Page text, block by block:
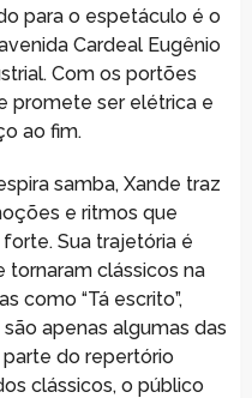
para o espetáculo é o
Cardeal Eugênio
Com os portões
promete ser elétrica e
ao fim.
samba, Xande traz
e ritmos que
Sua trajetória é
tornaram clássicos na
como “Tá escrito”,
são apenas algumas das
do repertório
clássicos, o público